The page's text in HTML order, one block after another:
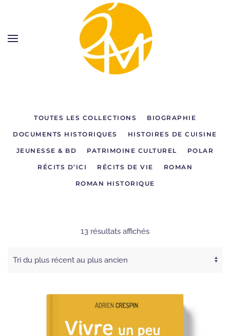
TOUTES LES COLLECTIONS BIOGRAPHIE
DOCUMENTS HISTORIQUES HISTOIRES DE CUISINE
JEUNESSE & BD PATRIMOINE CULTUREL POLAR
RÉCITS D’ICI RÉCITS DE VIE ROMAN
ROMAN HISTORIQUE
13 résultats affichésTrié